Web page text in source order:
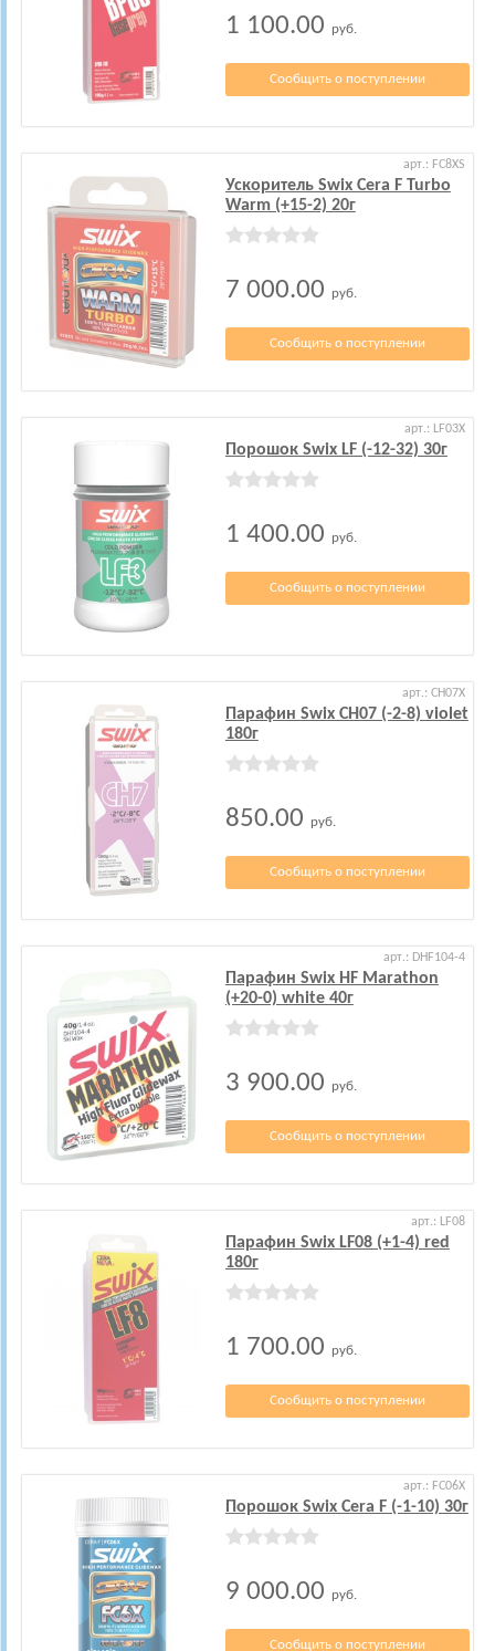
1 100.00 руб.
Сообщить о поступлении
арт.: FC8XS
Ускоритель Swix Cera F Turbo
Warm (+15-2) 20г
7 000.00 руб.
Сообщить о поступлении
арт.: LF03X
Порошок Swix LF (-12-32) 30г
1 400.00 руб.
Сообщить о поступлении
арт.: CH07X
Парафин Swix CH07 (-2-8) violet
180г
850.00 руб.
Сообщить о поступлении
арт.: DHF104-4
Парафин Swix HF Marathon
(+20-0) white 40г
3 900.00 руб.
Сообщить о поступлении
арт.: LF08
Парафин Swix LF08 (+1-4) red
180г
1 700.00 руб.
Сообщить о поступлении
арт.: FC06X
Порошок Swix Cera F (-1-10) 30г
9 000.00 руб.
Сообщить о поступлении